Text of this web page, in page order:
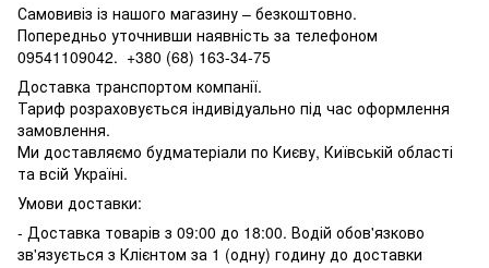
Самовивіз із нашого магазину – безкоштовно.
Попередньо уточнивши наявність за телефоном
09541109042. +380 (68) 163-34-75
Доставка транспортом компанії.
Тариф розраховується індивідуально під час оформлення
замовлення.
Ми доставляємо будматеріали по Києву, Київській області
та всій Україні.
Умови доставки:
- Доставка товарів з 09:00 до 18:00. Водій обов'язково
зв'язується з Клієнтом за 1 (одну) годину до доставки